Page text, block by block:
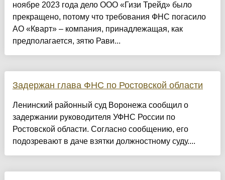
ноябре 2023 года дело ООО «Гизи Трейд» было
прекращено, потому что требования ФНС погасило
АО «Кварт» – компания, принадлежащая, как
предполагается, зятю Рави...
Задержан глава ФНС по Ростовской области
Ленинский районный суд Воронежа сообщил о
задержании руководителя УФНС России по
Ростовской области. Согласно сообщению, его
подозревают в даче взятки должностному суду....